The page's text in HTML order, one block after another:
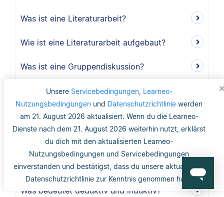
Unsere Servicebedingungen, Learneo-
Nutzungsbedingungen und Datenschutzrichtlinie werden
am 21. August 2026 aktualisiert. Wenn du die Learneo-
Dienste nach dem 21. August 2026 weiterhin nutzt, erklärst
du dich mit den aktualisierten Learneo-
Nutzungsbedingungen und Servicebedingungen
einverstanden und bestätigst, dass du unsere aktualisierte
Datenschutzrichtlinie zur Kenntnis genommen hast.
Was ist eine Literaturarbeit?
Wie ist eine Literaturarbeit aufgebaut?
Was ist eine Gruppendiskussion?
Wie viele Teilnehmer sollte eine
Gruppendiskussion haben?
Warum sollte ich eine Gruppendiskussion
durchführen?
Wie lang ist der Methodikteil?
Was bedeutet deduktiv und induktiv?